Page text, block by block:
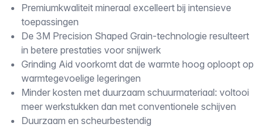
Premiumkwaliteit mineraal excelleert bij intensieve
toepassingen
De 3M Precision Shaped Grain-technologie resulteert
in betere prestaties voor snijwerk
Grinding Aid voorkomt dat de warmte hoog oploopt op
warmtegevoelige legeringen
Minder kosten met duurzaam schuurmateriaal: voltooi
meer werkstukken dan met conventionele schijven
Duurzaam en scheurbestendig